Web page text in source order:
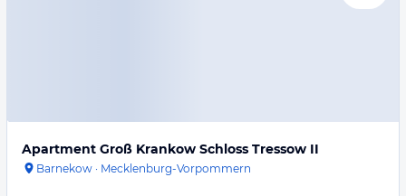
Apartment Groß Krankow Schloss Tressow II
Barnekow · Mecklenburg-Vorpommern